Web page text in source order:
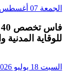
الجمعة 07 أغسطس 2026 - 11:13
للوقاية المدنية
السبت 18 يوليو 2026 - 9:13